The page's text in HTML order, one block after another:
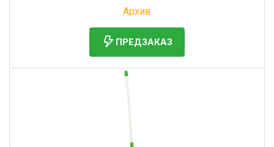
Архив
ПРЕДЗАКАЗ